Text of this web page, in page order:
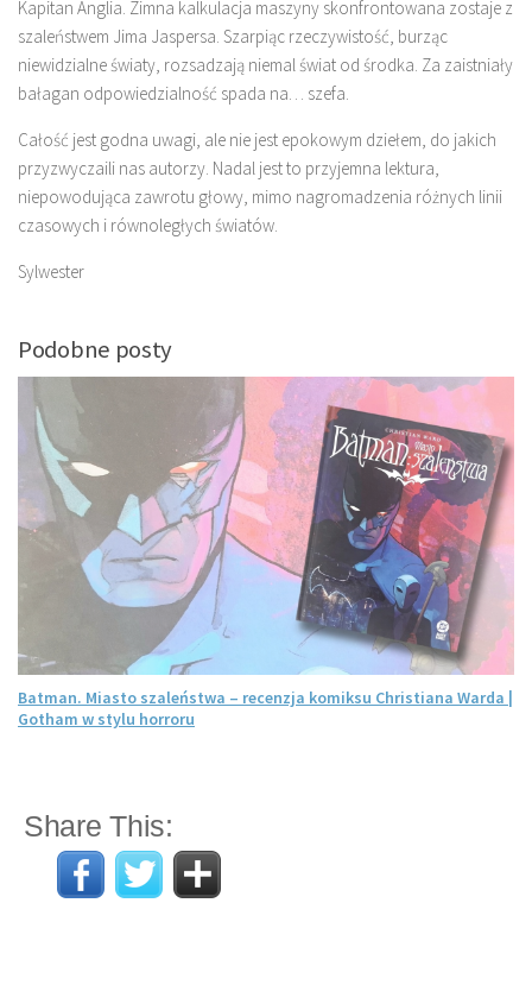
Kapitan Anglia. Zimna kalkulacja maszyny skonfrontowana zostaje z
szaleństwem Jima Jaspersa. Szarpiąc rzeczywistość, burząc
niewidzialne światy, rozsadzają niemal świat od środka. Za zaistniały
bałagan odpowiedzialność spada na… szefa.
Całość jest godna uwagi, ale nie jest epokowym dziełem, do jakich
przyzwyczaili nas autorzy. Nadal jest to przyjemna lektura,
niepowodująca zawrotu głowy, mimo nagromadzenia różnych linii
czasowych i równoległych światów.
Sylwester
Podobne posty
Batman. Miasto szaleństwa – recenzja komiksu Christiana Warda |
Gotham w stylu horroru
Share This: